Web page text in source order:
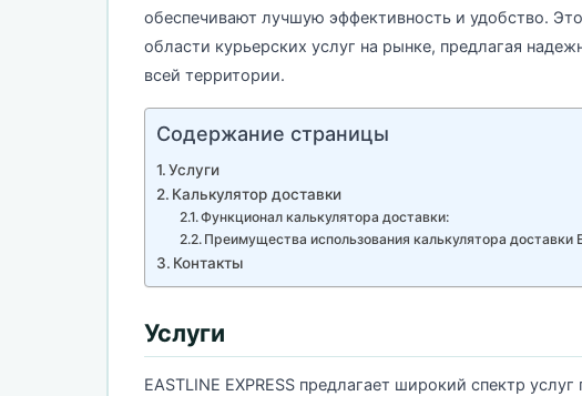
обеспечивают лучшую эффективность и удобство.
области курьерских услуг на рынке, предлагая
всей территории.
Содержание страницы
Услуги
Калькулятор доставки
Функционал калькулятора доставки:
Преимущества использования калькулятора доставки
Контакты
Услуги
EASTLINE EXPRESS предлагает широкий спектр